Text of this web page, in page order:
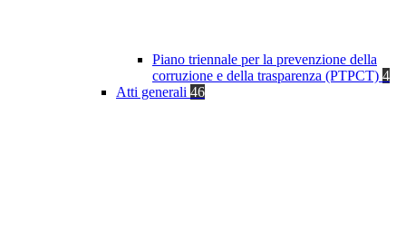
Piano triennale per la prevenzione della
corruzione e della trasparenza (PTPCT) 4
Atti generali 46